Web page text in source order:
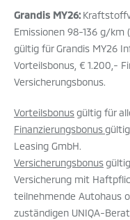
Grandis MY26:
Emissionen 98-136 g/km
gültig für Grandis MY26
Vorteilsbonus, € 1.200,-
Versicherungsbonus.
Vorteilsbonusgültig für
Finanzierungsbonus
Leasing GmbH.
Versicherungsbonus
Versicherung mit
teilnehmende Autohaus
zuständigen UNIQA-